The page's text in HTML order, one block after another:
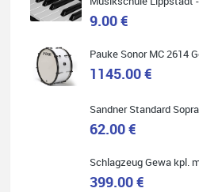
Marie-Luise Mroß
Freitag vorbeigekommen, eben
worden. Ich würde den Besuch im
Onlineshopping vorziehen.
9.00 €
1145.00 €
Sandner Standard
62.00 €
399.00 €